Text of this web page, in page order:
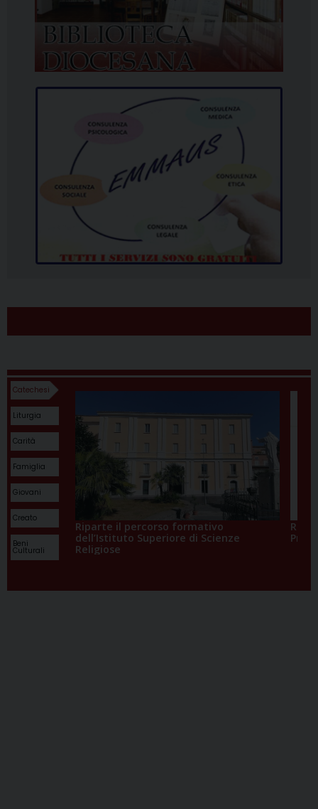
Catechesi
Liturgia
Carità
Famiglia
Giovani
Creato
Beni
Culturali
Riparte il percorso formativo
dell’Istituto Superiore di Scienze
Religiose